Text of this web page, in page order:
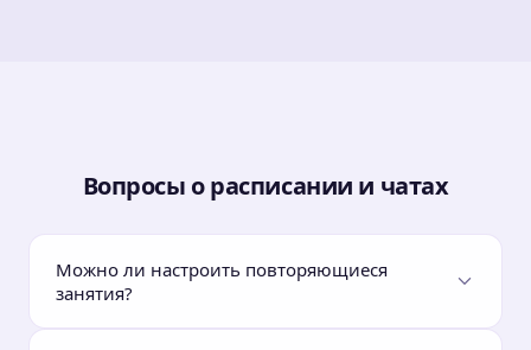
Вопросы о расписании и чатах
Можно ли настроить повторяющиеся
занятия?